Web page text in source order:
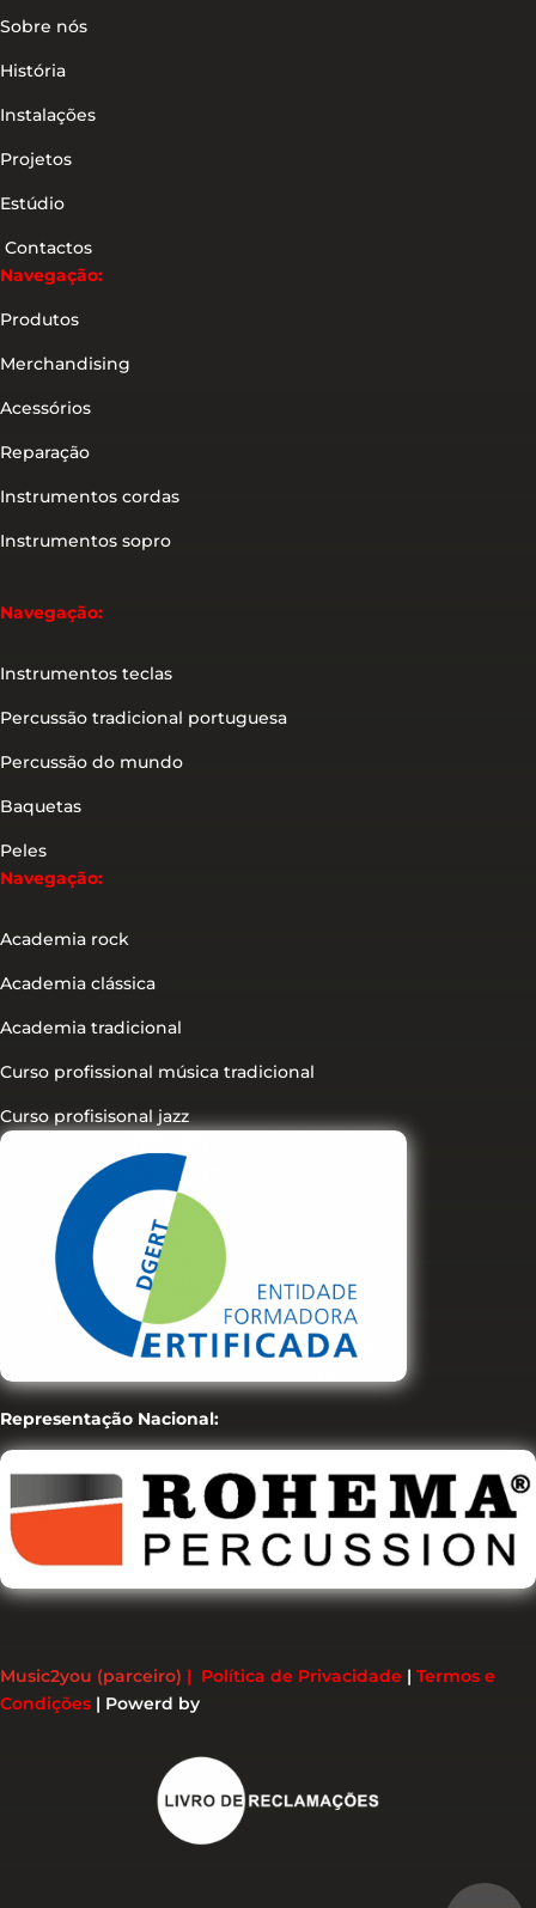
Sobre nós
História
Instalações
Projetos
Estúdio
Contactos
Navegação:
Produtos
Merchandising
Acessórios
Reparação
Instrumentos cordas
Instrumentos sopro
Navegação:
Instrumentos teclas
Percussão tradicional portuguesa
Percussão do mundo
Baquetas
Peles
Navegação:
Academia rock
Academia clássica
Academia tradicional
Curso profissional música tradicional
Curso profisisonal jazz
Representação Nacional:
Music2you (parceiro) | Política de Privacidade | Termos e
Condições | Powerd by